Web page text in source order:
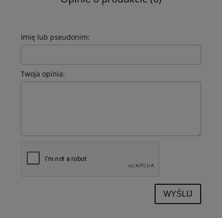
Imię lub pseudonim:
Twoja opinia:
WYŚLIJ